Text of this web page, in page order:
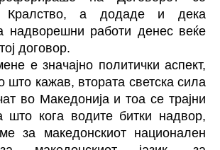
Кралство, а додаде и дека
надворешни работи денес веќе
договор.
е значајно политички аспект,
што кажав, втората светска сила
во Македонија и тоа се трајни
што кога водите битки надвор,
за македонскиот национален